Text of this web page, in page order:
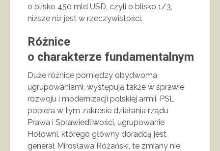
o blisko 450 mld USD, czyli o blisko 1/3,
niższe niż jest w rzeczywistości.
Różnice
o charakterze fundamentalnym
Duże różnice pomiędzy obydwoma
ugrupowaniami, występują także w sprawie
rozwoju i modernizacji polskiej armii, PSL
popiera w tym zakresie działania rządu
Prawa i Sprawiedliwości, ugrupowanie
Hołowni, którego główny doradcą jest
generał Mirosława Różański, te zmiany nie